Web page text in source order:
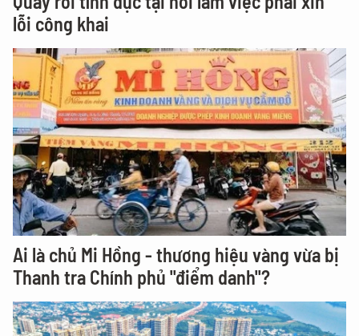
lỗi công khai
Ai là chủ Mi Hồng - thương hiệu vàng vừa bị
Thanh tra Chính phủ "điểm danh"?